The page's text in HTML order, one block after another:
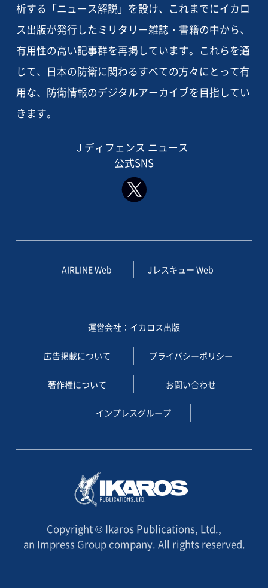
析する「ニュース解説」を設け、これまでにイカロ
ス出版が発行したミリタリー雑誌・書籍の中から、
有用性の高い記事群を再掲しています。これらを通
じて、日本の防衛に関わるすべての方々にとって有
用な、防衛情報のデジタルアーカイブを目指してい
きます。
J ディフェンス ニュース
公式SNS
AIRLINE Web Jレスキュー Web
運営会社：イカロス出版
広告掲載について プライバシーポリシー
著作権について お問い合わせ
インプレスグループ
Copyright © Ikaros Publications, Ltd.,
an Impress Group company. All rights reserved.